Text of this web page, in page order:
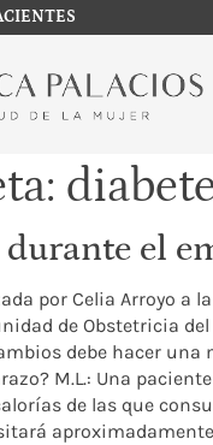
el
por Celia Arroyo a
de Obstetricia
debe hacer
M.L.: Una
de las que